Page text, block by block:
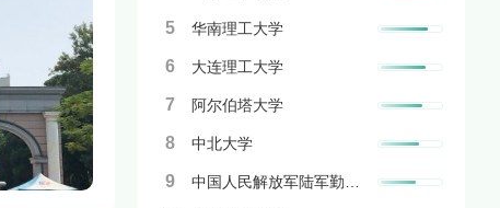
5 华南理工大学
6 大连理工大学
7 阿尔伯塔大学
8 中北大学
9